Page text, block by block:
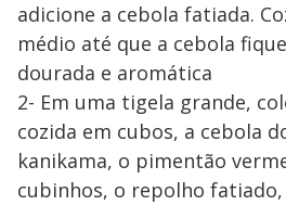
adicione a cebola fatiada.
médio até que a cebola
dourada e aromática
2- Em uma tigela grande,
cozida em cubos, a cebola
kanikama, o pimentão
cubinhos, o repolho fatiado,